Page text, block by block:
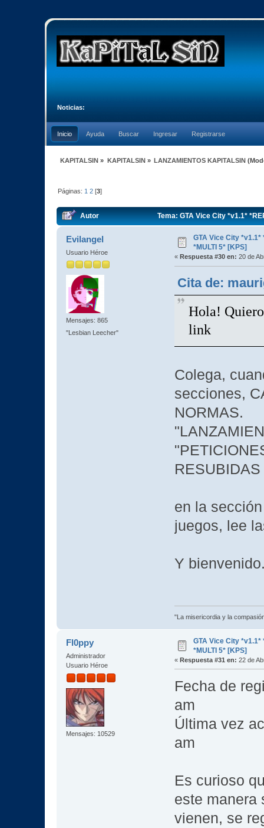
Noticias:
Inicio Ayuda Buscar Ingresar Registrarse
KAPITALSIN » KAPITALSIN» LANZAMIENTOS KAPITALSIN
Páginas: 1 2 [3]
Autor Tema: GTA Vice City *v1.1*
Evilangel
Usuario Héroe
Mensajes: 865
"Lesbian Leecher"
GTA Vice City *v1.1*
*MULTI 5* [KPS]
« Respuesta #30 en: 20 de
Cita de:
Hola!
link
Colega,
secciones,
NORMAS.
en la
juegos, lee
Y
"La misericordia y la
Fl0ppy
Administrador
Usuario Héroe
Mensajes: 10529
GTA Vice City *v1.1*
*MULTI 5* [KPS]
« Respuesta #31 en: 22 de
Fecha de
am
Última vez
am
Es curioso
este manera
vienen, se